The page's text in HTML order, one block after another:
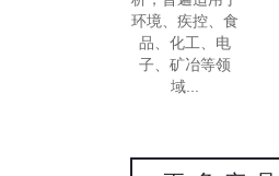
环境、疾控、食
品、化工、电
子、矿冶等领
域...